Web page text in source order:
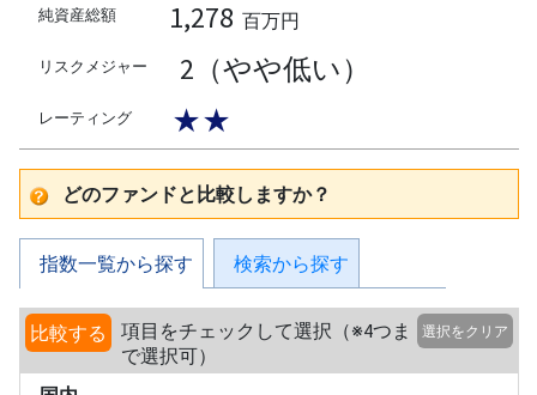
純資産総額 1,278 百万円
リスクメジャー 2（やや低い）
レーティング ★★
どのファンドと比較しますか？
指数一覧から探す 検索から探す
比較する
項目をチェックして選択（※4つま
で選択可）
選択をクリア